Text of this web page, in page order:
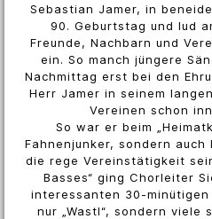
Sebastian Jamer, in
90. Geburtstag und lud
Freunde, Nachbarn und
ein. So manch jüngere
Nachmittag erst bei den
Herr Jamer in seinem
Vereinen schon
So war er beim
Fahnenjunker, sondern
die rege Vereinstätigkeit
Basses“ ging Chorleiter
interessanten 30-
nur „Wastl“, sondern viele